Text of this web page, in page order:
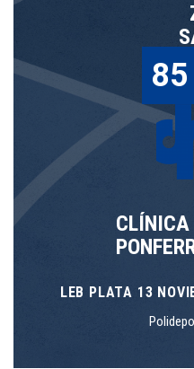
CLÍNICA
LEB PLATA 13